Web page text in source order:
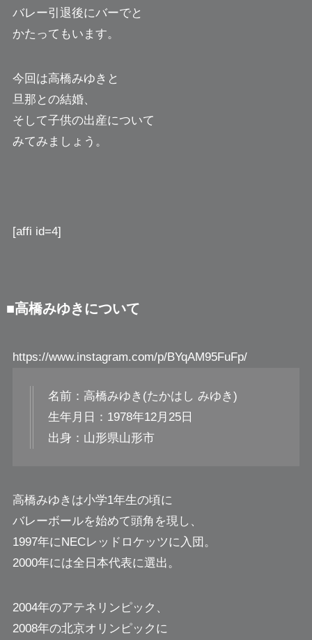
バレー引退後にバーでと
かたってもいます。
今回は高橋みゆきと
旦那との結婚、
そして子供の出産について
みてみましょう。
[affi id=4]
■高橋みゆきについて
https://www.instagram.com/p/BYqAM95FuFp/
名前：高橋みゆき(たかはし みゆき)
生年月日：1978年12月25日
出身：山形県山形市
高橋みゆきは小学1年生の頃に
バレーボールを始めて頭角を現し、
1997年にNECレッドロケッツに入団。
2000年には全日本代表に選出。
2004年のアテネリンピック、
2008年の北京オリンピックに